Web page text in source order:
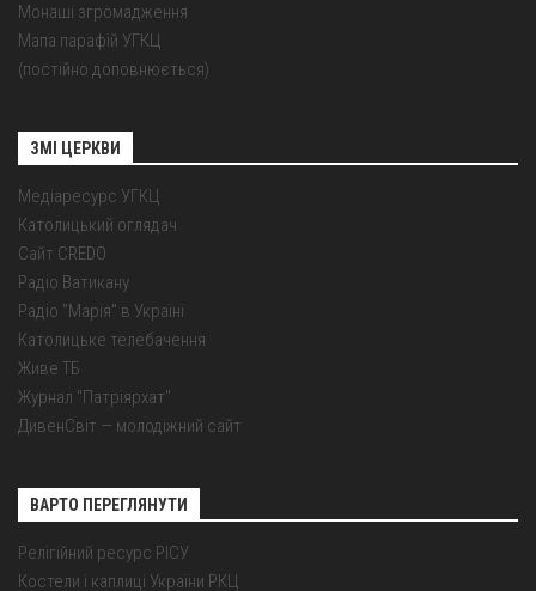
Монаші згромадження
Мапа парафій УГКЦ
(постійно доповнюється)
ЗМІ ЦЕРКВИ
Медіаресурс УГКЦ
Католицький оглядач
Сайт CREDO
Радіо Ватикану
Радіо "Марія" в Україні
Католицьке телебачення
Живе ТБ
Журнал "Патріярхат"
ДивенСвіт — молодіжний сайт
ВАРТО ПЕРЕГЛЯНУТИ
Релігійний ресурс РІСУ
Костели і каплиці України РКЦ